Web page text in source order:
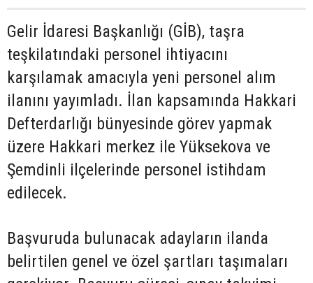
Gelir İdaresi Başkanlığı (GİB), taşra
teşkilatındaki personel ihtiyacını
karşılamak amacıyla yeni personel alım
ilanını yayımladı. İlan kapsamında Hakkari
Defterdarlığı bünyesinde görev yapmak
üzere Hakkari merkez ile Yüksekova ve
Şemdinli ilçelerinde personel istihdam
edilecek.
Başvuruda bulunacak adayların ilanda
belirtilen genel ve özel şartları taşımaları